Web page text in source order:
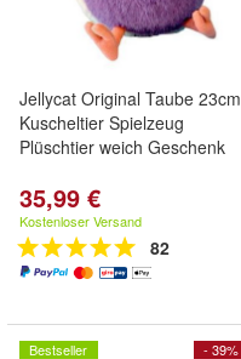
Jellycat Original Taube 23cm
Kuscheltier Spielzeug
Plüschtier weich Geschenk
35,99 €
Kostenloser Versand
82
- 39%
Bestseller